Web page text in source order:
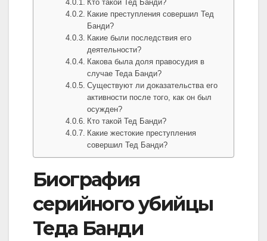
Кто такой Тед Банди?
Какие преступления совершил Тед
Банди?
Какие были последствия его
деятельности?
Какова была доля правосудия в
случае Теда Банди?
Существуют ли доказательства его
активности после того, как он был
осужден?
Кто такой Тед Банди?
Какие жестокие преступления
совершил Тед Банди?
Биография
серийного убийцы
Теда Банди